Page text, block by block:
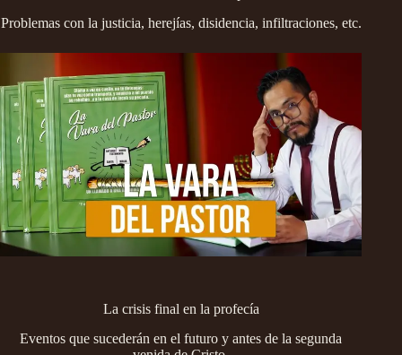
Problemas con la justicia, herejías, disidencia, infiltraciones, etc.
La crisis final en la profecía
Eventos que sucederán en el futuro y antes de la segunda